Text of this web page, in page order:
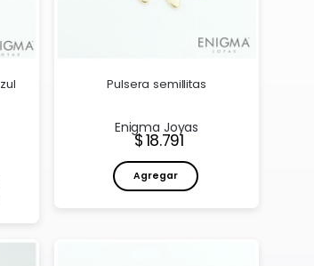
Pulsera semillitas
Enigma Joyas
Precio:
18.791
Agregar